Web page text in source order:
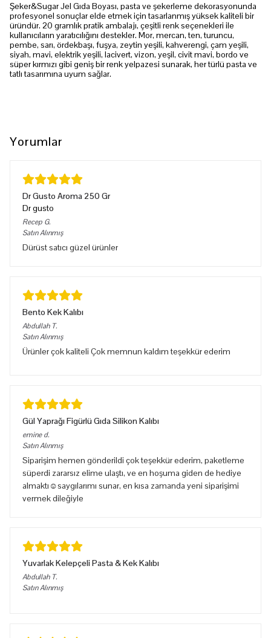
Şeker&Sugar Jel Gıda Boyası, pasta ve şekerleme dekorasyonunda
profesyonel sonuçlar elde etmek için tasarlanmış yüksek kaliteli bir
üründür. 20 gramlık pratik ambalajı, çeşitli renk seçenekleri ile
kullanıcıların yaratıcılığını destekler. Mor, mercan, ten, turuncu,
pembe, sarı, ördekbaşı, fuşya, zeytin yeşili, kahverengi, çam yeşili,
siyah, mavi, elektrik yeşili, lacivert, vizon, yeşil, civit mavi, bordo ve
süper kırmızı gibi geniş bir renk yelpazesi sunarak, her türlü pasta ve
tatlı tasarımına uyum sağlar.
Yorumlar
Dr Gusto Aroma 250 Gr
Dr gusto
Recep G.
Satın Alınmış
Dürüst satıcı güzel ürünler
Bento Kek Kalıbı
Abdullah T.
Satın Alınmış
Ürünler çok kaliteli Çok memnun kaldım teşekkür ederim
Gül Yaprağı Figürlü Gıda Silikon Kalıbı
emine d.
Satın Alınmış
Siparişim hemen gönderildi çok teşekkür ederim, paketleme
süperdi zararsız elime ulaştı, ve en hoşuma giden de hediye
almaktı☺️saygılarımı sunar, en kısa zamanda yeni siparişimi
vermek dileğiyle
Yuvarlak Kelepçeli Pasta & Kek Kalıbı
Abdullah T.
Satın Alınmış